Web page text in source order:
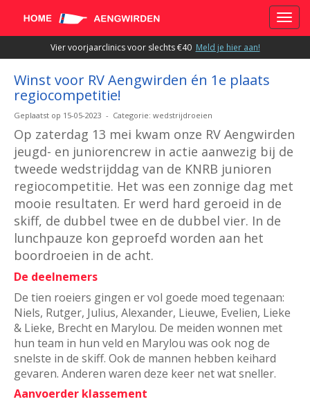
Vier voorjaarclinics voor slechts €40 Meld je hier aan!
Winst voor RV Aengwirden én 1e plaats
regiocompetitie!
Geplaatst op 15-05-2023 - Categorie: wedstrijdroeien
Op zaterdag 13 mei kwam onze RV Aengwirden
jeugd- en juniorencrew in actie aanwezig bij de
tweede wedstrijddag van de KNRB junioren
regiocompetitie. Het was een zonnige dag met
mooie resultaten. Er werd hard geroeid in de
skiff, de dubbel twee en de dubbel vier. In de
lunchpauze kon geproefd worden aan het
boordroeien in de acht.
De deelnemers
De tien roeiers gingen er vol goede moed tegenaan:
Niels, Rutger, Julius, Alexander, Lieuwe, Evelien, Lieke
& Lieke, Brecht en Marylou. De meiden wonnen met
hun team in hun veld en Marylou was ook nog de
snelste in de skiff. Ook de mannen hebben keihard
gevaren. Anderen waren deze keer net wat sneller.
Aanvoerder klassement